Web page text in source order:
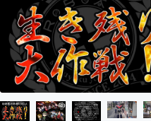
テクノロジー・ガ
映像・映画
ビジネス・起業